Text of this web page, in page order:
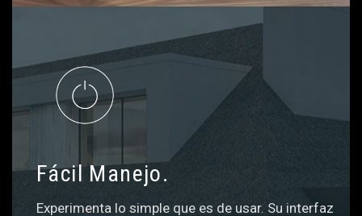
Fácil Manejo.
Experimenta lo simple que es de usar. Su interfaz